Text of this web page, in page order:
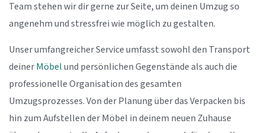
Team stehen wir dir gerne zur Seite, um deinen Umzug so
angenehm und stressfrei wie möglich zu gestalten.
Unser umfangreicher Service umfasst sowohl den Transport
deinerMöbelund persönlichen Gegenstände als auch die
professionelle Organisation des gesamten
Umzugsprozesses. Von der Planung über das Verpacken bis
hin zum Aufstellen der Möbel in deinem neuen Zuhause